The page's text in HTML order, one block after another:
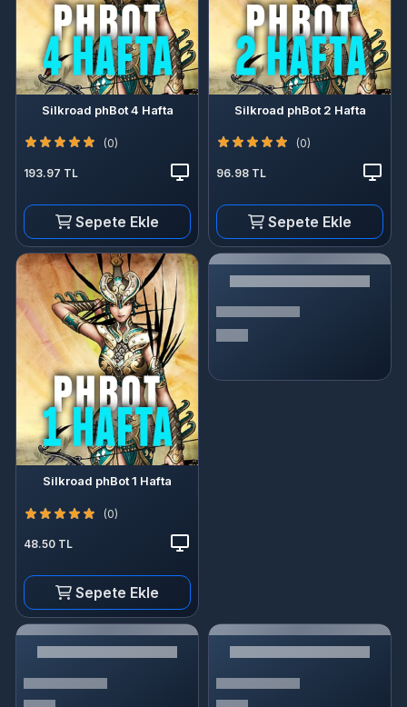
Silkroad phBot 4 Hafta
(0)
193.97 TL
Sepete Ekle
Silkroad phBot 2 Hafta
(0)
96.98 TL
Sepete Ekle
Silkroad phBot 1 Hafta
(0)
48.50 TL
Sepete Ekle